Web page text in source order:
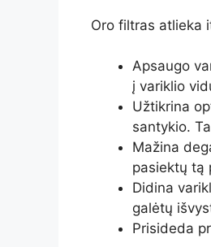
Oro filtras atlieka
Apsaugo
į variklio
Užtikrina
santykio.
Mažina
pasiektų tą
Didina
galėtų
Prisideda